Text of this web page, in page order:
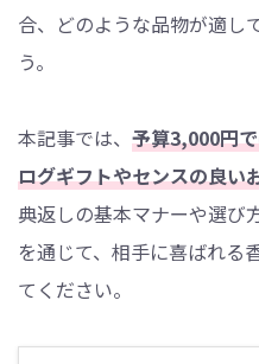
合、どのような品物が適し
う。
本記事では、 予算3,000円
ログギフトやセンスの良い
典返しの基本マナーや選び
を通じて、相手に喜ばれる
てください。